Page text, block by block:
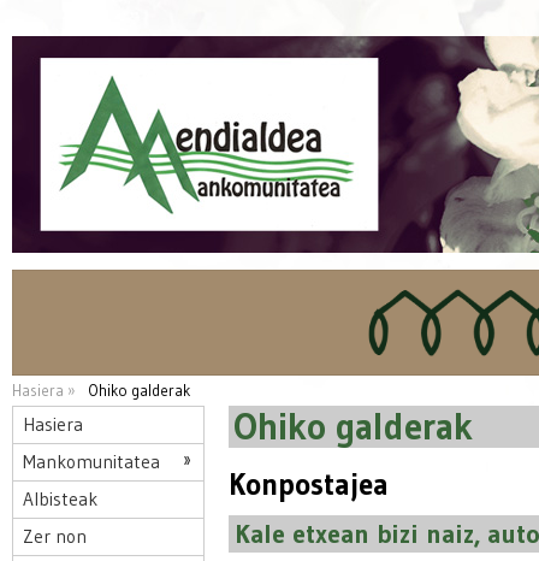
Hasiera » Ohiko galderak
Hasiera
Mankomunitatea
Albisteak
Zer non
Ohiko galderak
Konpostajea
Kale etxean bizi naiz,